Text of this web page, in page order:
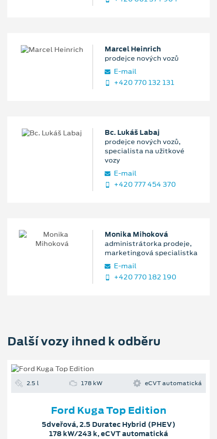
Marcel Heinrich
prodejce nových vozů
E‑mail
+420 770 132 131
Bc. Lukáš Labaj
prodejce nových vozů,
specialista na užitkové
vozy
E‑mail
+420 777 454 370
Monika Mihoková
administrátorka prodeje,
marketingová specialistka
E‑mail
+420 770 182 190
Další vozy ihned k odběru
2.5 l 178 kW eCVT automatická
Ford Kuga Top Edition
5dveřová, 2.5 Duratec Hybrid (PHEV)
178 kW/243 k, eCVT automatická